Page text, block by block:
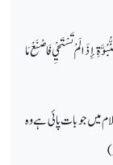
إِذَا لَمْ تَسْتَحْيِ فَاصْنَعْ مَا
میں جو بات پائی ہے وہ